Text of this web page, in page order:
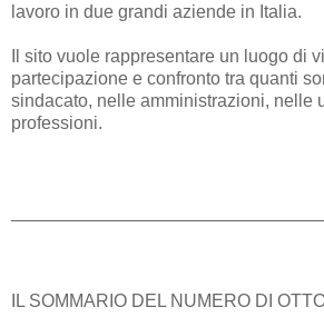
lavoro in due grandi aziende in Italia.
Il sito vuole rappresentare un luogo di
partecipazione e confronto tra quanti
sindacato, nelle amministrazioni, nelle
professioni.
IL SOMMARIO DEL NUMERO DI